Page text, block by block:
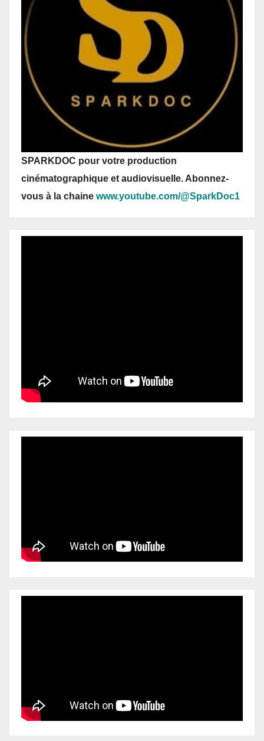
SPARKDOC pour votre production
cinématographique et audiovisuelle. Abonnez-
vous à la chaine www.youtube.com/@SparkDoc1